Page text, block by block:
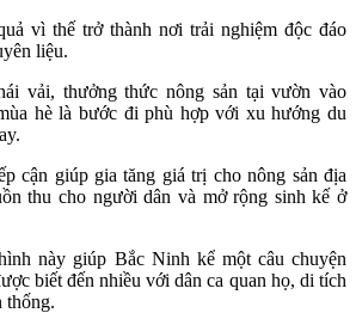
vì thế trở thành nơi trải nghiệm độc đáo
liệu.
vải, thưởng thức nông sản tại vườn vào
hè là bước đi phù hợp với xu hướng du
cận giúp gia tăng giá trị cho nông sản địa
thu cho người dân và mở rộng sinh kế ở
này giúp Bắc Ninh kể một câu chuyện
biết đến nhiều với dân ca quan họ, di tích
thống.